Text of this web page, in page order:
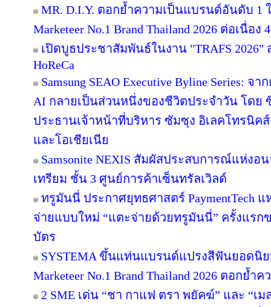
MR. D.I.Y. ตอกย้ำความเป็นแบรนด์อันดับ 1
Marketeer No.1 Brand Thailand 2026 ต่อเนื่อง
เปิดบูธประชาสัมพันธ์ในงาน "TRAFS
HoReCa
Samsung SEAO Executive Byline Series:
AI กลายเป็นส่วนหนึ่งของชีวิตประจำวัน โดย
ประธานเจ้าหน้าที่บริหาร ซัมซุง อิเลคโทรนิค
และโอเชียเนีย
Samsonite NEXIS สัมผัสประสบการณ์แห่ง
เทรียม ชั้น 3 ศูนย์การค้าเซ็นทรัลเวิลด์
ทรูมันนี่ ประกาศยุทธศาสตร์ PaymentTech
จ่ายแบบใหม่ “แตะจ่ายด้วยทรูมันนี่” ครั้งแรก
บัตร
SYSTEMA ขึ้นแท่นแบรนด์แปรงสีฟันยอดนิ
Marketeer No.1 Brand Thailand 2026 ตอกย้
2 SME เด่น “ชา กาแฟ ตรา พยัคฆ์” และ “